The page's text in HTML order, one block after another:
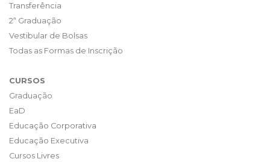
Transferência
2ª Graduação
Vestibular de Bolsas
Todas as Formas de Inscrição
CURSOS
Graduação
EaD
Educação Corporativa
Educação Executiva
Cursos Livres